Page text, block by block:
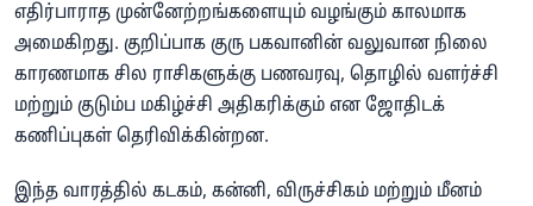
எதிர்பாராத முன்னேற்றங்களையும் வழங்கும் காலமாக
அமைகிறது. குறிப்பாக குரு பகவானின் வலுவான நிலை
காரணமாக சில ராசிகளுக்கு பணவரவு, தொழில் வளர்ச்சி
மற்றும் குடும்ப மகிழ்ச்சி அதிகரிக்கும் என ஜோதிடக்
கணிப்புகள் தெரிவிக்கின்றன.
இந்த வாரத்தில் கடகம், கன்னி, விருச்சிகம் மற்றும் மீனம்